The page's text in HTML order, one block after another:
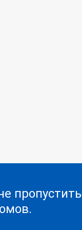
пропустить